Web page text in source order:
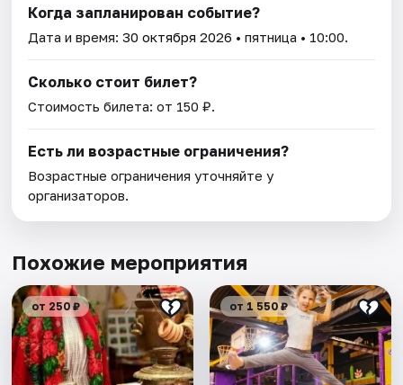
Когда запланирован событие?
Дата и время:30 октября 2026 • пятница • 10:00.
Сколько стоит билет?
Стоимость билета: от 150 ₽.
Есть ли возрастные ограничения?
Возрастные ограничения уточняйте у
организаторов.
Похожие мероприятия
от 250 ₽ от 1 550 ₽